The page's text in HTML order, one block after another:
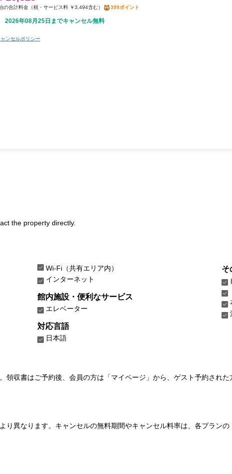
税・サービス料 ￥3,494含む 399ポイント
2026年08月25日までキャンセル無料
ャンセルポリシー
the property directly.
Wi-Fi（共有エリア内）
インターネット
館内施設・便利なサービス
エレベーター
対応言語
日本語
そ
領収書はご予約後、会員の方は「マイページ」から、ゲスト予約され
り異なります。キャンセルの無料期間やキャンセル料率は、各プラン